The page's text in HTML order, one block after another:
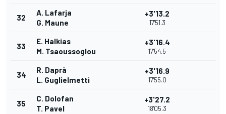
32
A. Lafarja
G. Maune
+3'13.2
17'51.3
33
E. Halkias
M. Tsaoussoglou
+3'16.4
17'54.5
34
R. Daprà
L. Guglielmetti
+3'16.9
17'55.0
35
C. Dolofan
T. Pavel
+3'27.2
18'05.3